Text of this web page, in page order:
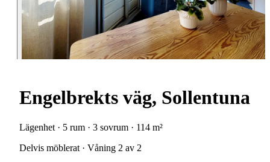
Engelbrekts väg, Sollentuna
Lägenhet · 5 rum · 3 sovrum · 114 m²
Delvis möblerat · Våning 2 av 2